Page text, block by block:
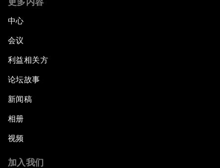
中心
会议
利益相关方
论坛故事
新闻稿
相册
视频
加入我们